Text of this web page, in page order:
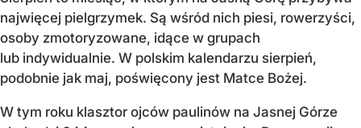
najwięcej pielgrzymek. Są wśród nich piesi, rowerzyści,
osoby zmotoryzowane, idące w grupach
lub indywidualnie. W polskim kalendarzu sierpień,
podobnie jak maj, poświęcony jest Matce Bożej.
W tym roku klasztor ojców paulinów na Jasnej Górze